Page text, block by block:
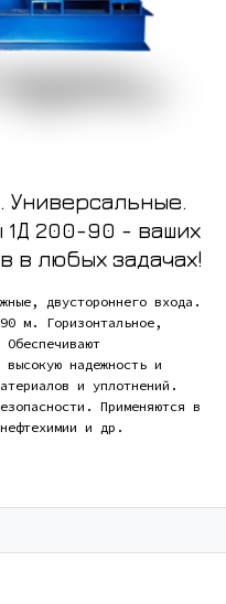
1Д 200-90 - ваших
в любых задачах!
двустороннего входа.
м. Горизонтальное,
надежность и
и уплотнений.
Применяются в
и др.